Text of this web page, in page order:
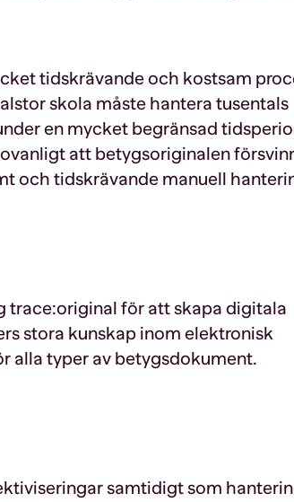
tidskrävande och kostsam
skola måste hantera tusentals
en mycket begränsad
att betygsoriginalen
och tidskrävande manuell
trace:original för att skapa digitala
stora kunskap inom elektronisk
alla typer av betygsdokument.
samtidigt som